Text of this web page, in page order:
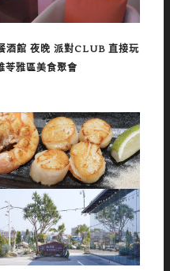
酒館 夜晚 派對CLUB 直接玩
苓雅區美食聚會